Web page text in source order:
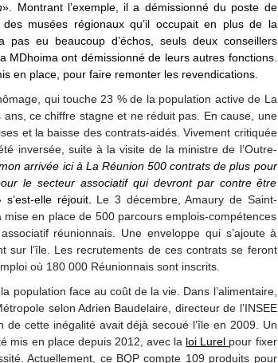
». Montrant l’exemple, il a démissionné du poste de
musées régionaux qu’il occupait en plus de la
pas eu beaucoup d’échos, seuls deux conseillers
MDhoima ont démissionné de leursautres fonctions.
en place, pour faire remonter les revendications.
qui touche 23 % de la population active de La
ce chiffre stagne et ne réduit pas. En cause, une
et la baisse des contrats-aidés. Vivement critiquée
inversée, suite à la visite de la ministre de l’Outre-
arrivée ici à La Réunion 500 contrats de plus pour
le secteur associatif qui devront par contre être
s’est-elle réjouit. Le 3 décembre, Amaury de Saint-
en place de 500 parcours emplois-compétences
réunionnais. Une enveloppe qui s’ajoute à
sur l’île. Les recrutements de ces contrats se feront
où 180 000 Réunionnais sont inscrits.
population face au coût de la vie. Dans l’alimentaire,
selon Adrien Baudelaire, directeur de l’INSEE
cette inégalité avait déjà secoué l’île en 2009. Un
mis en place depuis 2012, avec la loi Lurel pour fixer
Actuellement, ce BQP compte 109 produits pour